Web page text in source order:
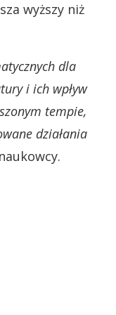
wyższy niż
dla
i ich wpływ
tempie,
działania